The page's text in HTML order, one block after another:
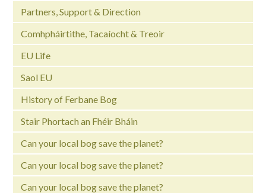
Partners, Support & Direction
Comhpháirtithe, Tacaíocht & Treoir
EU Life
Saol EU
History of Ferbane Bog
Stair Phortach an Fhéir Bháin
Can your local bog save the planet?
Can your local bog save the planet?
Can your local bog save the planet?